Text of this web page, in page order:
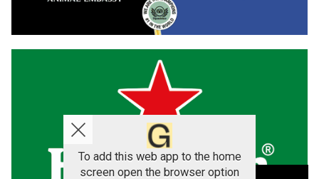
To add this web app to the home
screen open the browser option